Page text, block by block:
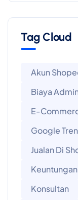
Tag Cloud
Akun
Biaya
E-
Google
Jualan Di
Keuntungan
Konsultan